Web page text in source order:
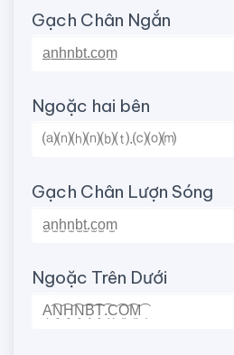
Gạch Chân Ngắn
Ngoặc hai bên
Gạch Chân Lượn Sóng
Ngoặc Trên Dưới